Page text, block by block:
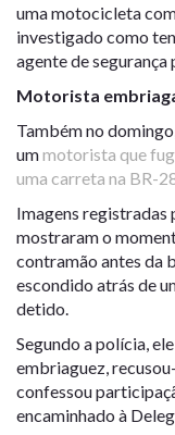
uma motocicleta
investigado como
agente de segurança
Motorista
Também no
ummotorista que
uma carreta na BR-
Imagens registradas
mostraram o
contramão antes da
escondido atrás de
detido.
Segundo a polícia,
embriaguez,
confessou
encaminhado à